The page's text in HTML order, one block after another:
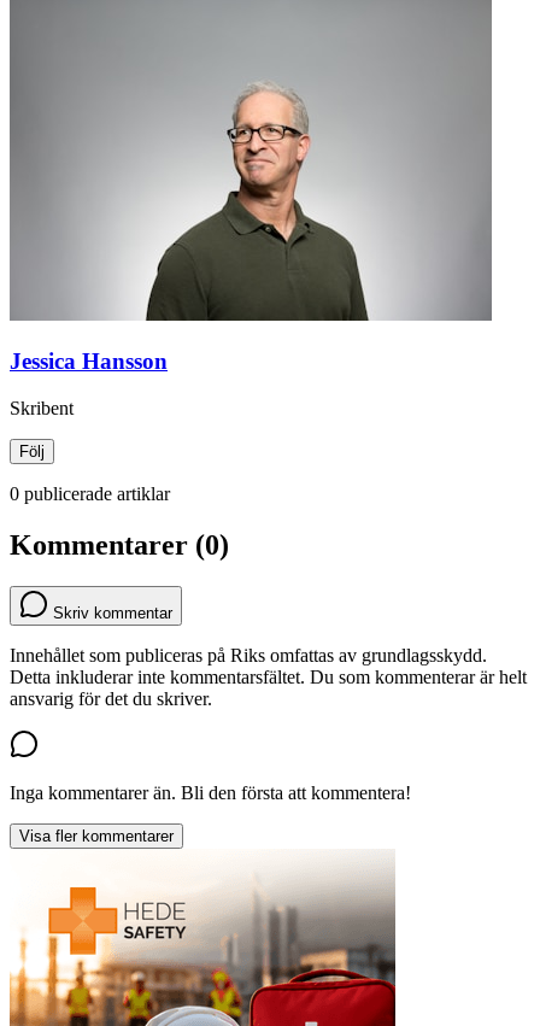
Jessica Hansson
Skribent
Följ
0 publicerade artiklar
Kommentarer (0)
Skriv kommentar
Innehållet som publiceras på Riks omfattas av grundlagsskydd.
Detta inkluderar inte kommentarsfältet. Du som kommenterar är helt
ansvarig för det du skriver.
Inga kommentarer än. Bli den första att kommentera!
Visa fler kommentarer